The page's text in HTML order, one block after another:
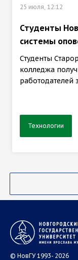
25 июля, 12:12
Студенты
системы
Студенты
колледжа
работодателей
Технологии
© НовГУ 1993- 2026